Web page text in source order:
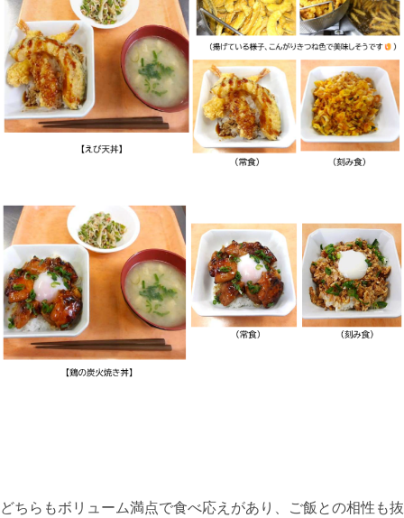
どちらもボリューム満点で食べ応えがあり、ご飯との相性も抜